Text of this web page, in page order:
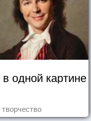
одной картине